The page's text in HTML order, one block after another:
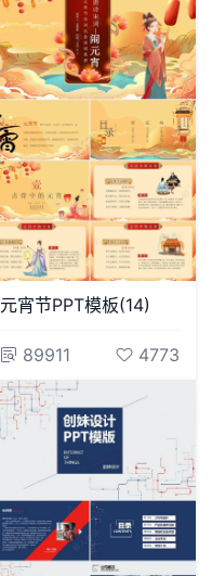
元宵节PPT模板(14)
89911 4773